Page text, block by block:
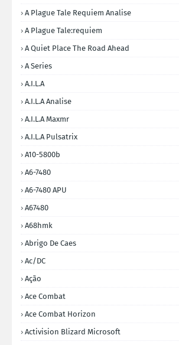
A Plague Tale Requiem Analise
A Plague Tale:requiem
A Quiet Place The Road Ahead
A Series
A.I.L.A
A.I.L.A Analise
A.I.L.A Maxmr
A.I.L.A Pulsatrix
A10-5800b
A6-7480
A6-7480 APU
A67480
A68hmk
Abrigo De Caes
Ac/DC
Ação
Ace Combat
Ace Combat Horizon
Activision Blizard Microsoft